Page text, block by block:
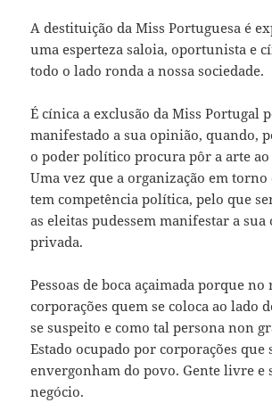
A destituição da Miss Portuguesa é
uma esperteza saloia, oportunista e
todo o lado ronda a nossa sociedade.
É cínica a exclusão da Miss Portugal
manifestado a sua opinião, quando,
o poder político procura pôr a arte
Uma vez que a organização em torno
tem competência política, pelo que
as eleitas pudessem manifestar a sua
privada.
Pessoas de boca açaimada porque no
corporações quem se coloca ao lado
se suspeito e como tal persona non
Estado ocupado por corporações que
envergonham do povo. Gente livre e
negócio.